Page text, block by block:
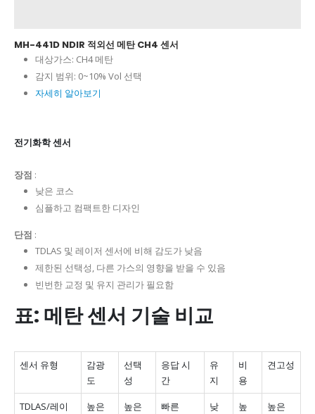
MH-441D NDIR 적외선 메탄 CH4 센서
대상가스: CH4 메탄
감지 범위: 0~10% Vol 선택
자세히 알아보기
전기화학 센서
장점 :
낮은 코스
심플하고 컴팩트한 디자인
단점 :
TDLAS 및 레이저 센서에 비해 감도가 낮음
제한된 선택성, 다른 가스의 영향을 받을 수 있음
빈번한 교정 및 유지 관리가 필요함
표: 메탄 센서 기술 비교
센서 유형
감광
도
선택
성
응답 시
간
유
지
비
용
견고성
TDLAS/레이
높은 높은 빠른
낮
높
높은